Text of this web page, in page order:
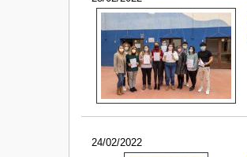
24/02/2022